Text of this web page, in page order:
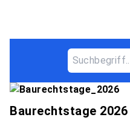
Baurechtstage 2026